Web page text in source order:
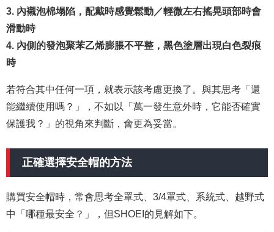
3. 內襯泡棉塌陷，配戴時感覺鬆動／輕微左右搖晃頭部時會
滑動時
4. 內側的發泡聚苯乙烯膨脹不平整，黑色塗層出現白色裂痕
時
若符合其中任何一項，就表示該考慮更換了。與其思考「還
能繼續使用嗎？」，不如以「萬一發生意外時，它能否確實
保護我？」的視角來判斷，會更為妥當。
正確選擇安全帽的方法
購買安全帽時，常會思考全罩式、3/4罩式、系統式、越野式
中「哪種最安全？」，但SHOEI的見解如下。